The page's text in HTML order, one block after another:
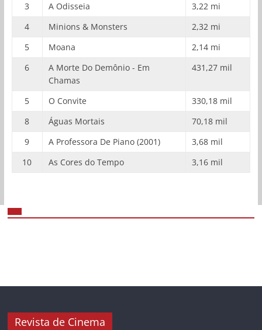
3
A Odisseia
3,22 mi
4
Minions & Monsters
2,32 mi
5
Moana
2,14 mi
6
A Morte Do Demônio - Em
Chamas
431,27 mil
5 O Convite
330,18 mil
8
Águas Mortais
70,18 mil
9
A Professora De Piano (2001)
3,68 mil
10
As Cores do Tempo 3,16 mil
Revista de Cinema